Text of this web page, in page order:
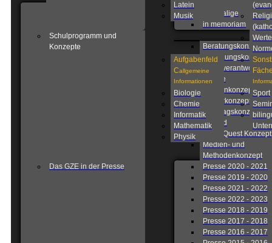
Ehemalige
in memoriam
Schulprogramm und
Konzepte
Beratungskonzept
Betreuungskonzept
Eigenverantwortliche
Schule
Fahrtenkonzept
Förderkonzept
Ganztagskonzept
Leitbild
Lions Quest Konzept
Medien- und
Methodenkonzept
Das GZE in der Presse
Presse 2020 - 2021
Presse 2019 - 2020
Presse 2021 - 2022
Presse 2022 - 2023
Presse 2018 - 2019
Presse 2017 - 2018
Presse 2016 - 2017
Latein
Musik
Aufgabenfeld
Callgemeine
Informationen
Biologie
Chemie
Informatik
Mathematik
Physik
Sport